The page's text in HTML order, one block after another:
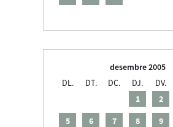
desembre 2005
DL.
DT. DC. DJ. DV.
1
2
5
6 7 8 9